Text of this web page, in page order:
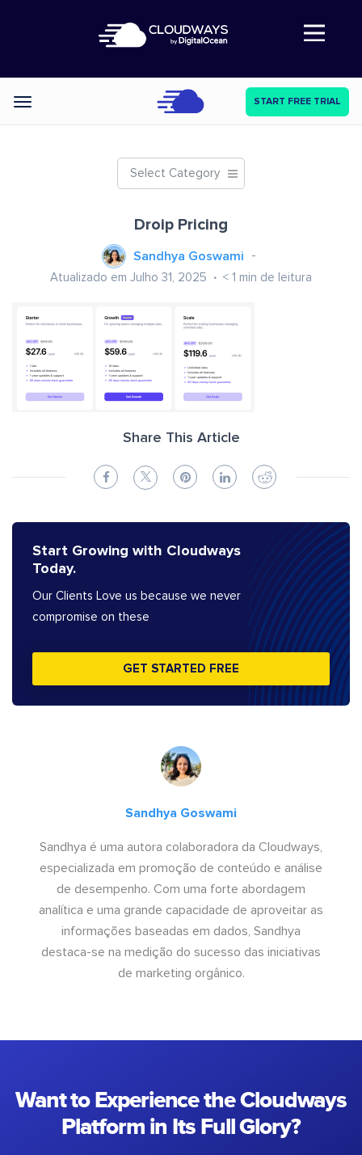
Abre a navegação
Categories START FREE TRIAL
Select Category
Droip Pricing
Sandhya Goswami
Atualizado em Julho 31, 2025 < 1 min de leitura
Share This Article
Start Growing with Cloudways
Today.
Our Clients Love us because we never
compromise on these
GET STARTED FREE
Sandhya Goswami
Sandhya é uma autora colaboradora da Cloudways,
especializada em promoção de conteúdo e análise
de desempenho. Com uma forte abordagem
analítica e uma grande capacidade de aproveitar as
informações baseadas em dados, Sandhya
destaca-se na medição do sucesso das iniciativas
de marketing orgânico.
Want to Experience the Cloudways
Platform in Its Full Glory?